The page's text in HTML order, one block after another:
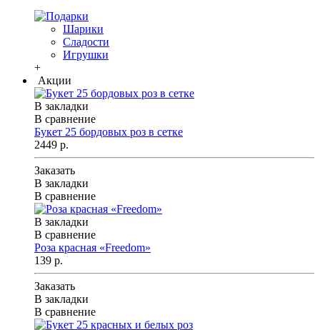
Шарики
Сладости
Игрушки
+
Акции
В закладки
В сравнение
Букет 25 бордовых роз в сетке
2449 р.
Заказать
В закладки
В сравнение
В закладки
В сравнение
Роза красная «Freedom»
139 р.
Заказать
В закладки
В сравнение